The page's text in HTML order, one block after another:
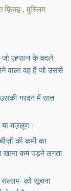
फ़िक़्ह.मुस्लिम
जो एहसान के बदले
वाला वह है जो उससे
गरदन में सात
या मज़लूम।
की कमी का
खाना कम पड़ने लगता
को सूचना